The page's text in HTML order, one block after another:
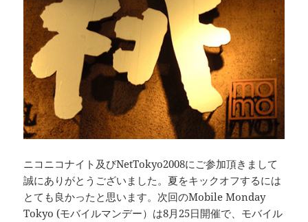
ニコニコナイト及びNetTokyo2008にご参加頂きまして
誠にありがとうございました。夏をキックオフするには
とても良かったと思います。次回のMobile Monday
Tokyo (モバイルマンデー）は8月25日開催で、モバイル